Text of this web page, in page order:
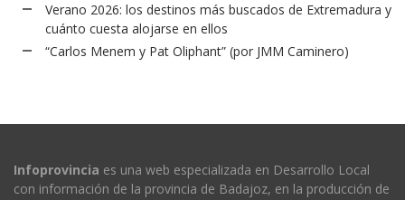
Verano 2026: los destinos más buscados de Extremadura y
cuánto cuesta alojarse en ellos
“Carlos Menem y Pat Oliphant” (por JMM Caminero)
Infoprovincia es una web especializada en Desarrollo Local
con información de la provincia de Badajoz, en la producción de